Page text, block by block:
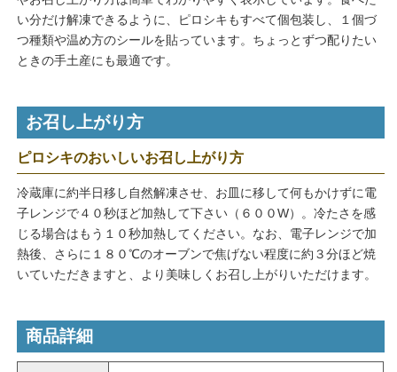
い分だけ解凍できるように、ピロシキもすべて個包装し、１個づ
つ種類や温め方のシールを貼っています。ちょっとずつ配りたい
ときの手土産にも最適です。
お召し上がり方
ピロシキのおいしいお召し上がり方
冷蔵庫に約半日移し自然解凍させ、お皿に移して何もかけずに電
子レンジで４０秒ほど加熱して下さい（６００W）。冷たさを感
じる場合はもう１０秒加熱してください。なお、電子レンジで加
熱後、さらに１８０℃のオーブンで焦げない程度に約３分ほど焼
いていただきますと、より美味しくお召し上がりいただけます。
商品詳細